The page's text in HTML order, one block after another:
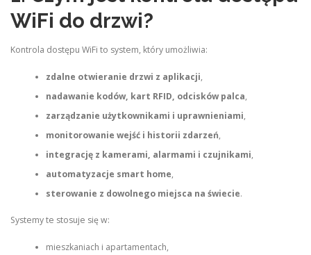
WiFi do drzwi?
Kontrola dostępu WiFi to system, który umożliwia:
zdalne otwieranie drzwi z aplikacji,
nadawanie kodów, kart RFID, odcisków palca,
zarządzanie użytkownikami i uprawnieniami,
monitorowanie wejść i historii zdarzeń,
integrację z kamerami, alarmami i czujnikami,
automatyzacje smart home,
sterowanie z dowolnego miejsca na świecie.
Systemy te stosuje się w:
mieszkaniach i apartamentach,